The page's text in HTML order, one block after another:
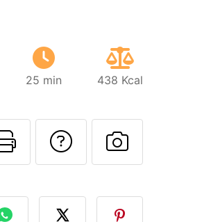
25 min 438 Kcal
denne opskrift til
Udskriv denne side
Stil et
Send